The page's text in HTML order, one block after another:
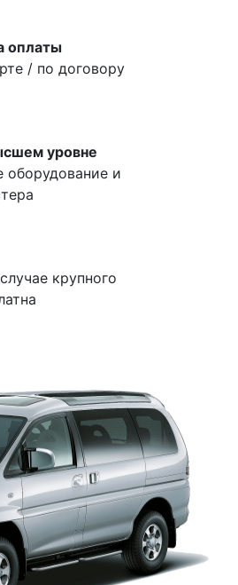
оплаты
/ по договору
уровне
оборудование и
крупного